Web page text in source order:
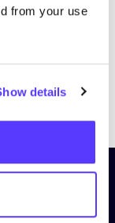
from your use
detailsPreviousNext